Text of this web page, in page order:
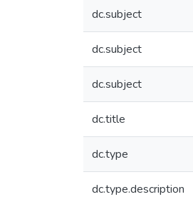
dc.subject
dc.subject
dc.subject
dc.title
dc.type
dc.type.description